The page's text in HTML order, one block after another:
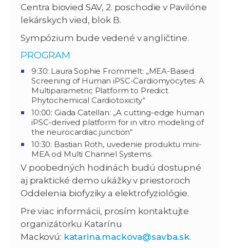
Centra biovied SAV, 2. poschodie v Pavilóne
lekárskych vied, blok B.
Sympózium bude vedené v angličtine.
PROGRAM
9:30: Laura Sophie Frommelt: „MEA-Based
Screening of Human iPSC-Cardiomyocytes: A
Multiparametric Platform to Predict
Phytochemical Cardiotoxicity“
10:00: Giada Catellan: „A cutting-edge human
iPSC-derived platform for in vitro modeling of
the neurocardiac junction“
10:30: Bastian Roth, uvedenie produktu mini-
MEA od Multi Channel Systems.
V poobedných hodinách budú dostupné
aj praktické demo ukážky v priestoroch
Oddelenia biofyziky a elektrofyziológie.
Pre viac informácii, prosím kontaktujte
organizátorku Katarínu
Mackovú: katarina.mackova@savba.sk.